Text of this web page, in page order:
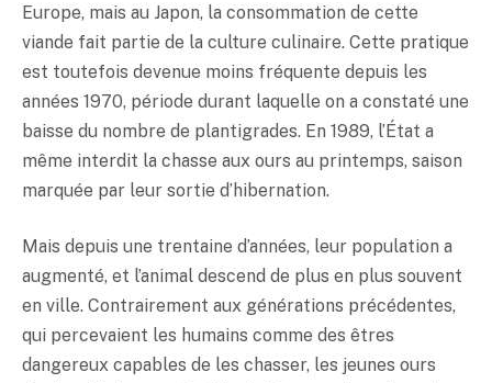
Europe, mais au Japon, la consommation de cette
viande fait partie de la culture culinaire. Cette pratique
est toutefois devenue moins fréquente depuis les
années 1970, période durant laquelle on a constaté une
baisse du nombre de plantigrades. En 1989, l’État a
même interdit la chasse aux ours au printemps, saison
marquée par leur sortie d’hibernation.
Mais depuis une trentaine d’années, leur population a
augmenté, et l’animal descend de plus en plus souvent
en ville. Contrairement aux générations précédentes,
qui percevaient les humains comme des êtres
dangereux capables de les chasser, les jeunes ours